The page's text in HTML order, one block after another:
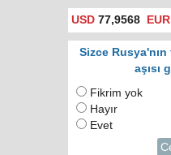
USD 77,9568 EUR
Sizce
aşısı
Fikrim yok
Hayır
Evet